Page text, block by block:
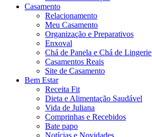
Casamento
Relacionamento
Meu Casamento
Organização e Preparativos
Enxoval
Chá de Panela e Chá de Lingerie
Casamentos Reais
Site de Casamento
Bem Estar
Receita Fit
Dieta e Alimentação Saudável
Vida de Juliana
Comprinhas e Recebidos
Bate papo
Notícias e Novidades